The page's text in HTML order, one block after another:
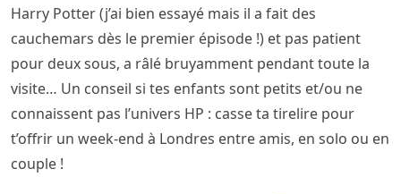
Harry Potter (j’ai bien essayé mais il a fait des
cauchemars dès le premier épisode !) et pas patient
pour deux sous, a râlé bruyamment pendant toute la
visite… Un conseil si tes enfants sont petits et/ou ne
connaissent pas l’univers HP : casse ta tirelire pour
t’offrir un week-end à Londres entre amis, en solo ou en
couple !